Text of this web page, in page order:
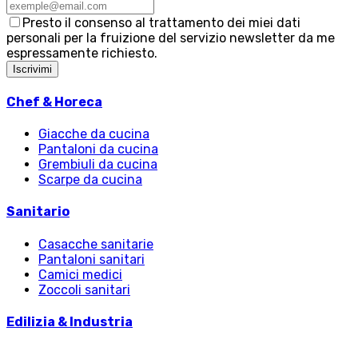
Presto il consenso al trattamento dei miei dati
personali per la fruizione del servizio newsletter da me
espressamente richiesto.
Iscrivimi
Chef & Horeca
Giacche da cucina
Pantaloni da cucina
Grembiuli da cucina
Scarpe da cucina
Sanitario
Casacche sanitarie
Pantaloni sanitari
Camici medici
Zoccoli sanitari
Edilizia & Industria